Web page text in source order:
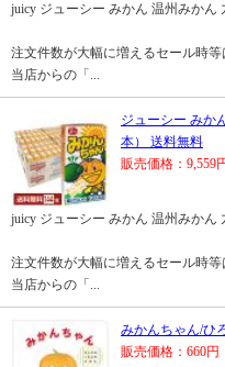
juicy ジューシー みかん 温州みかん
注文件数が大幅に増えるセール時
当店からの「...
ジューシー みか
本） 送料無料
販売価格：9,559
juicy ジューシー みかん 温州みかん
注文件数が大幅に増えるセール時
当店からの「...
みかんちゃん/ひ
販売価格：660円